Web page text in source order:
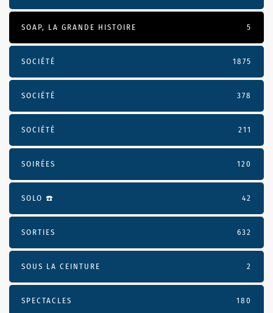
SOAP, LA GRANDE HISTOIRE 5
SOCIÉTÉ 1875
SOCIÉTÉ 378
SOCIÉTÉ 211
SOIRÉES 120
SOLO ☎️ 42
SORTIES 632
SOUS LA CEINTURE 2
SPECTACLES 180